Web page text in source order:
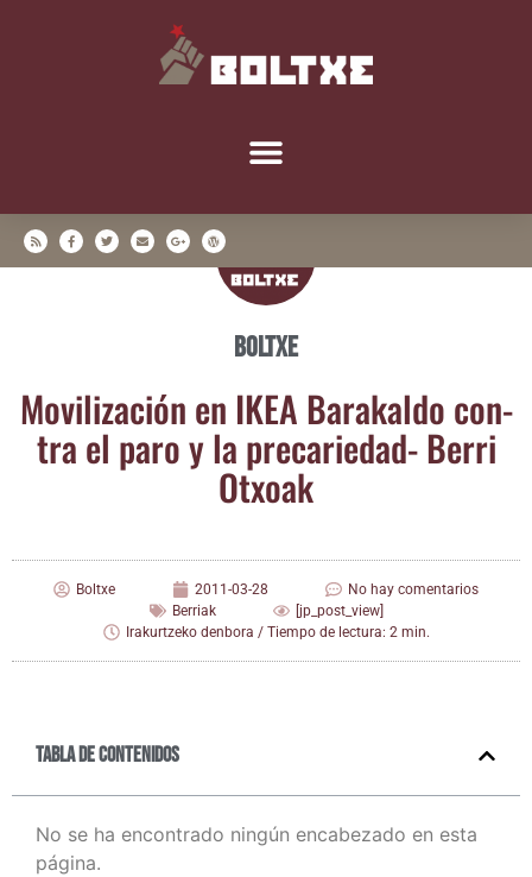
Boltxe
Movi­li­za­ción en IKEA Bara­kal­do con­
tra el paro y la pre­ca­rie­dad- Berri
Otxoak
Boltxe 2011-03-28
No hay comentarios
Berriak
[jp_post_view]
Irakurtzeko denbora / Tiempo de lectura: 2 min.
Tabla de contenidos
No se ha encontrado ningún encabezado en esta
página.